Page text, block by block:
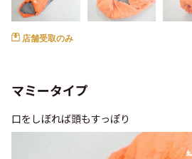
店舗受取のみ
マミータイプ